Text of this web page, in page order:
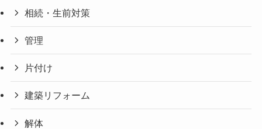
相続・生前対策
管理
片付け
建築リフォーム
解体